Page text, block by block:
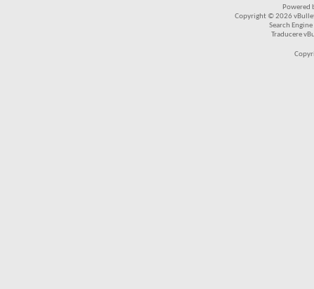
Powered
Copyright © 2026
Search
Traducere